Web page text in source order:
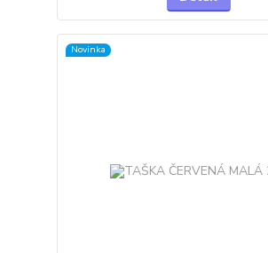
Novinka